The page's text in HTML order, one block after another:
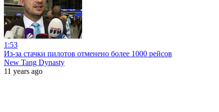
1:53
Из-за стачки пилотов отменено более 1000 рейсов
New Tang Dynasty
11 years ago